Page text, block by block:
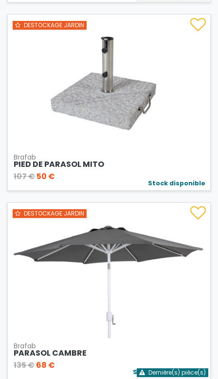
DESTOCKAGE JARDIN
Brafab
PIED DE PARASOL MITO
107 €50 €
Stock disponible
DESTOCKAGE JARDIN
Brafab
PARASOL CAMBRE
135 €68 €
Stock bientôt épuisé
Dernière(s) pièce(s)